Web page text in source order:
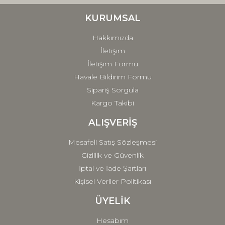
Ürün fiyatı diğer sitelerden daha pahalı.
Gönder
KURUMSAL
Hakkımızda
İletişim
İletişim Formu
Havale Bildirim Formu
Sipariş Sorgula
Kargo Takibi
ALIŞVERİŞ
Mesafeli Satış Sözleşmesi
Gizlilik ve Güvenlik
İptal ve İade Şartları
Kişisel Veriler Politikası
ÜYELİK
Hesabım